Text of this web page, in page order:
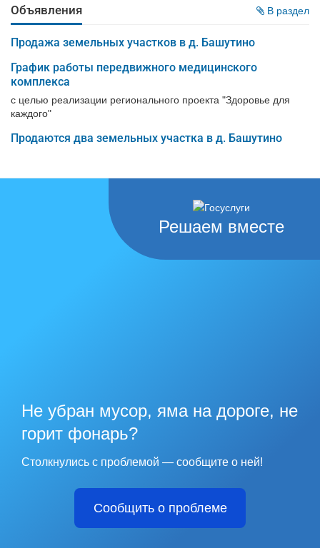
Объявления В раздел
Продажа земельных участков в д. Башутино
График работы передвижного медицинского
комплекса
с целью реализации регионального проекта "Здоровье для
каждого"
Продаются два земельных участка в д. Башутино
Решаем вместе
Не убран мусор, яма на дороге, не
горит фонарь?
Столкнулись с проблемой — сообщите о ней!
Сообщить о проблеме